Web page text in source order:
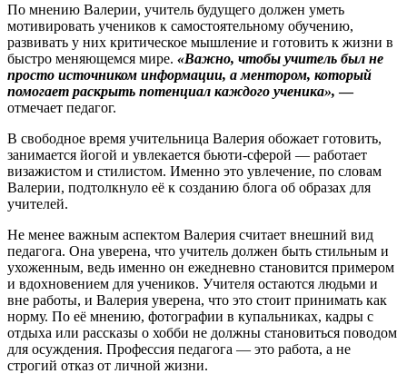
По мнению Валерии, учитель будущего должен уметь
мотивировать учеников к самостоятельному обучению,
развивать у них критическое мышление и готовить к жизни в
быстро меняющемся мире. «Важно, чтобы учитель был не
просто источником информации, а ментором, который
помогает раскрыть потенциал каждого ученика», —
отмечает педагог.
В свободное время учительница Валерия обожает готовить,
занимается йогой и увлекается бьюти-сферой — работает
визажистом и стилистом. Именно это увлечение, по словам
Валерии, подтолкнуло её к созданию блога об образах для
учителей.
Не менее важным аспектом Валерия считает внешний вид
педагога. Она уверена, что учитель должен быть стильным и
ухоженным, ведь именно он ежедневно становится примером
и вдохновением для учеников. Учителя остаются людьми и
вне работы, и Валерия уверена, что это стоит принимать как
норму. По её мнению, фотографии в купальниках, кадры с
отдыха или рассказы о хобби не должны становиться поводом
для осуждения. Профессия педагога — это работа, а не
строгий отказ от личной жизни.